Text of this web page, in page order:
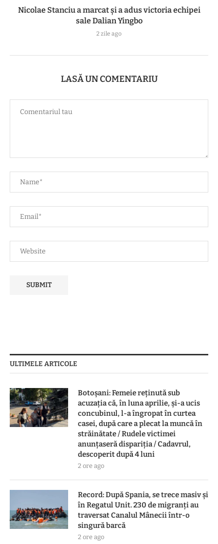
Nicolae Stanciu a marcat și a adus victoria echipei
sale Dalian Yingbo
2 zile ago
LASĂ UN COMENTARIU
ULTIMELE ARTICOLE
Botoşani: Femeie reţinută sub
acuzaţia că, în luna aprilie, şi-a ucis
concubinul, l-a îngropat în curtea
casei, după care a plecat la muncă în
străinătate / Rudele victimei
anunţaseră dispariţia / Cadavrul,
descoperit după 4 luni
2 ore ago
Record: După Spania, se trece masiv și
în Regatul Unit. 230 de migranți au
traversat Canalul Mânecii într-o
singură barcă
2 ore ago